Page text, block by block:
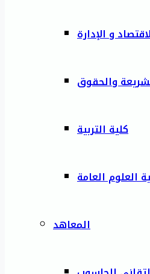
و الإدارة
والحقوق
كلية التربية
العلوم العامة
المعاهد